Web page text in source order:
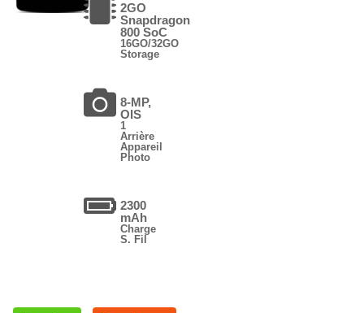
2GO
Snapdragon
800 SoC
16GO/32GO
Storage
8-MP,
OIS
1
Arrière
Appareil
Photo
2300
mAh
Charge
S. Fil